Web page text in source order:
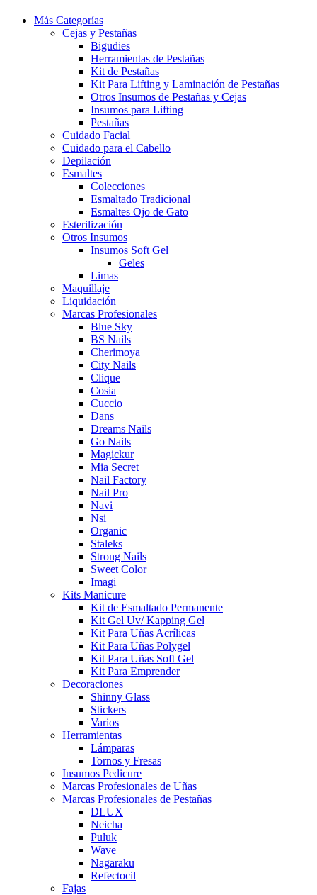
Más Categorías
Cejas y Pestañas
Bigudies
Herramientas de Pestañas
Kit de Pestañas
Kit Para Lifting y Laminación de Pestañas
Otros Insumos de Pestañas y Cejas
Insumos para Lifting
Pestañas
Cuidado Facial
Cuidado para el Cabello
Depilación
Esmaltes
Colecciones
Esmaltado Tradicional
Esmaltes Ojo de Gato
Esterilización
Otros Insumos
Insumos Soft Gel
Geles
Limas
Maquillaje
Liquidación
Marcas Profesionales
Blue Sky
BS Nails
Cherimoya
City Nails
Clique
Cosia
Cuccio
Dans
Dreams Nails
Go Nails
Magickur
Mia Secret
Nail Factory
Nail Pro
Navi
Nsi
Organic
Staleks
Strong Nails
Sweet Color
Imagi
Kits Manicure
Kit de Esmaltado Permanente
Kit Gel Uv/ Kapping Gel
Kit Para Uñas Acrílicas
Kit Para Uñas Polygel
Kit Para Uñas Soft Gel
Kit Para Emprender
Decoraciones
Shinny Glass
Stickers
Varios
Herramientas
Lámparas
Tornos y Fresas
Insumos Pedicure
Marcas Profesionales de Uñas
Marcas Profesionales de Pestañas
DLUX
Neicha
Puluk
Wave
Nagaraku
Refectocil
Fajas